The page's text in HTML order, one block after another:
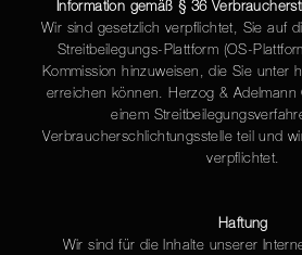
Information gemäß § 36
Wir sind gesetzlich verpflichtet, Sie auf
Streitbeilegungs-Plattform (OS-
Kommission hinzuweisen, die Sie unter
erreichen können. Herzog & Adelmann
einem
Verbraucherschlichtungsstelle teil und
verpflichtet.
Haftung
Wir sind für die Inhalte unserer